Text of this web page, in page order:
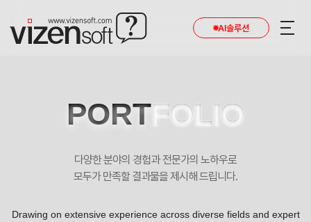
AI솔루션
PORTFOLIO
다양한 분야의 경험과 전문가의 노하우로
모두가 만족할 결과물을 제시해 드립니다.
Drawing on extensive experience across diverse fields and expert